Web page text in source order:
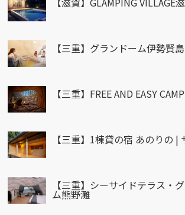
【三重】グランドーム伊勢賢島
【三重】FREE AND EASY
【三重】1棟貸の宿 あのりの |
【三重】シーサイドテラス・
ム熊野灘